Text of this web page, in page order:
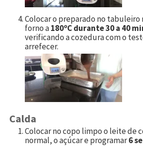
Colocar o preparado no tabuleiro
forno a180ºC durante 30 a 40
verificando a cozedura com o
arrefecer.
Calda
Colocar no copo limpo o leite de
normal, o açúcar e programar6